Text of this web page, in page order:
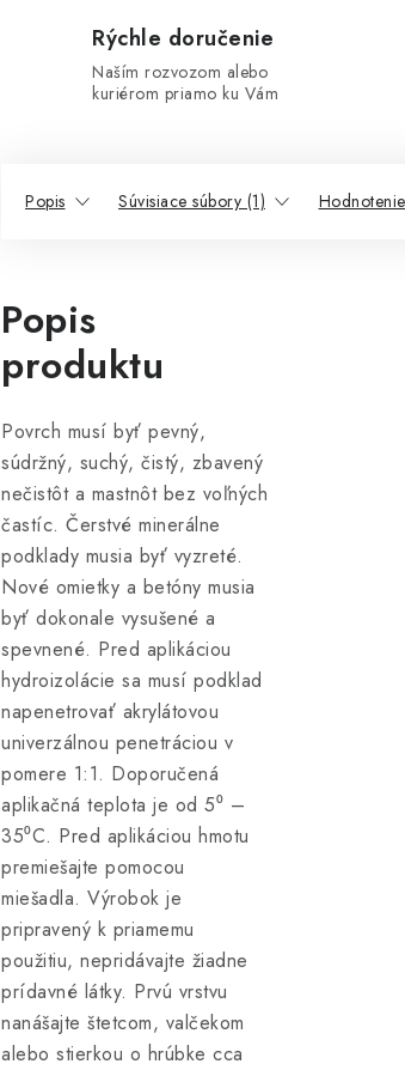
Rýchle doručenie
Naším rozvozom alebo
kuriérom priamo ku Vám
Popis Súvisiace súbory (1) Hodnotenie
Popis
produktu
Povrch musí byť pevný,
súdržný, suchý, čistý, zbavený
nečistôt a mastnôt bez voľných
častíc. Čerstvé minerálne
podklady musia byť vyzreté.
Nové omietky a betóny musia
byť dokonale vysušené a
spevnené. Pred aplikáciou
hydroizolácie sa musí podklad
napenetrovať akrylátovou
univerzálnou penetráciou v
pomere 1:1. Doporučená
aplikačná teplota je od 5⁰ –
35⁰C. Pred aplikáciou hmotu
premiešajte pomocou
miešadla. Výrobok je
pripravený k priamemu
použitiu, nepridávajte žiadne
prídavné látky. Prvú vrstvu
nanášajte štetcom, valčekom
alebo stierkou o hrúbke cca